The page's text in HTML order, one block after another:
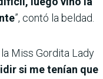
”, contó la beldad.
Miss Gordita Lady
si me tenían que